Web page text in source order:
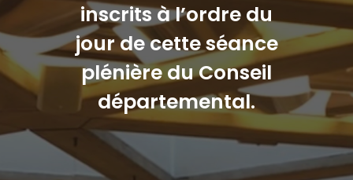
inscrits à l’ordre du
jour de cette séance
plénière du Conseil
départemental.